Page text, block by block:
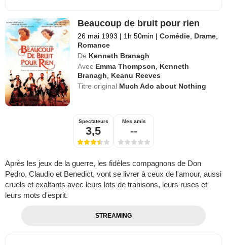
Beaucoup de bruit pour rien
26 mai 1993 | 1h 50min | Comédie Drame
Romance
De Kenneth Branagh
Avec Emma Thompson
Kenneth
Branagh
Keanu Reeves
Titre original Much Ado about Nothing
Spectateurs
3,5
Mes amis
--
Après les jeux de la guerre, les fidèles compagnons de Don
Pedro, Claudio et Benedict, vont se livrer à ceux de l'amour, aussi
cruels et exaltants avec leurs lots de trahisons, leurs ruses et
leurs mots d'esprit.
STREAMING